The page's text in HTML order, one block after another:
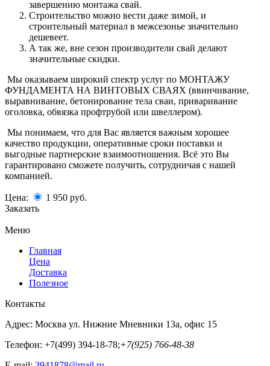
завершению монтажа свай.
Строительство можно вести даже зимой, и
строительный материал в межсезонье значительно
дешевеет.
А так же, вне сезон производители свай делают
значительные скидки.
Мы оказываем широкий спектр услуг по МОНТАЖУ
ФУНДАМЕНТА НА ВИНТОВЫХ СВАЯХ (ввинчивание,
выравнивание, бетонирование тела сваи, приваривание
оголовка, обвязка профтрубой или швеллером).
Мы понимаем, что для Вас является важным хорошее
качество продукции, оперативные сроки поставки и
выгодные партнерские взаимоотношения. Всё это Вы
гарантировано сможете получить, сотрудничая с нашей
компанией.
Цена: 1 950 руб.
Заказать
Меню
Главная
Цена
Доставка
Полезное
Контакты
Адрес: Москва ул. Нижние Мневники 13а, офис 15
Телефон: +7(499) 394-18-78;+7(925) 766-48-38